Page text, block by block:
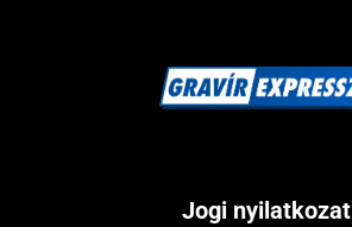
Jogi nyilatkozat